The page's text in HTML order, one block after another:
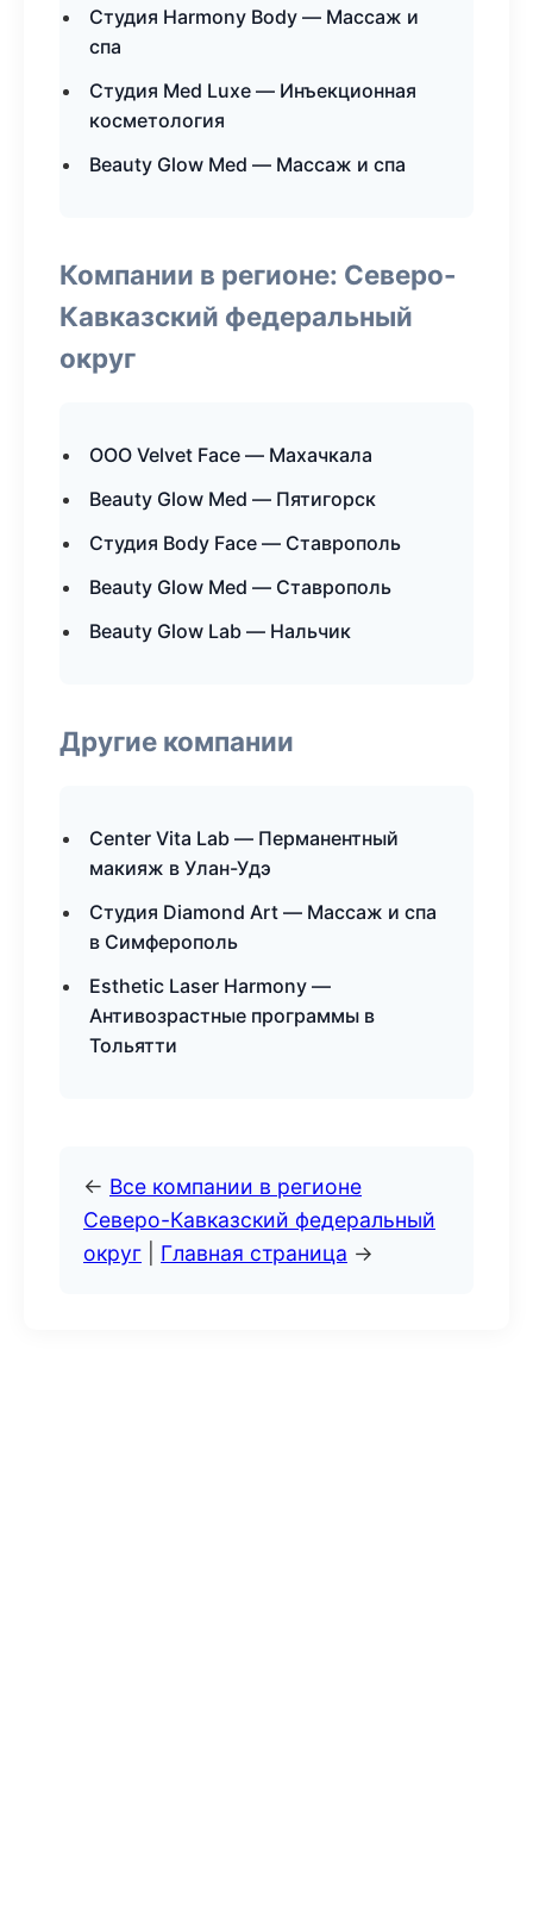
Студия Harmony Body — Массаж и
спа
Студия Med Luxe — Инъекционная
косметология
Beauty Glow Med — Массаж и спа
Компании в регионе: Северо-
Кавказский федеральный
округ
ООО Velvet Face — Махачкала
Beauty Glow Med — Пятигорск
Студия Body Face — Ставрополь
Beauty Glow Med — Ставрополь
Beauty Glow Lab — Нальчик
Другие компании
Center Vita Lab — Перманентный
макияж в Улан-Удэ
Студия Diamond Art — Массаж и спа
в Симферополь
Esthetic Laser Harmony —
Антивозрастные программы в
Тольятти
← Все компании в регионе
Северо-Кавказский федеральный
округ
Главная страница →